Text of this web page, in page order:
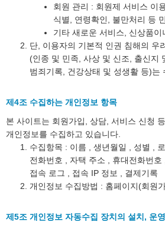
회원 관리 : 회원제 서비스 이
식별, 연령확인, 불만처리 등
기타 새로운 서비스, 신상품이
단, 이용자의 기본적 인권 침해의 우
(인종 및 민족, 사상 및 신조, 출신지
범죄기록, 건강상태 및 성생활 등)는
제4조 수집하는 개인정보 항목
본 사이트는 회원가입, 상담, 서비스 신청
개인정보를 수집하고 있습니다.
수집항목 : 이름 , 생년월일 , 성별 ,
전화번호 , 자택 주소 , 휴대전화번호
접속 로그 , 접속 IP 정보 , 결제기록
개인정보 수집방법 : 홈페이지(회원
제5조 개인정보 자동수집 장치의 설치, 운